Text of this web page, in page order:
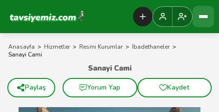
Tavsiyemiz Anasayfa
Anasayfa > Hizmetler > Resmi Kurumlar > İbadethaneler >
Sanayi Cami
Sanayi Cami
Paylaş Yorum Yap Kaydet